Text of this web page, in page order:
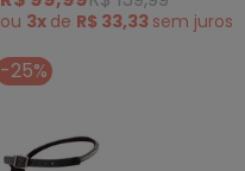
ou 3x de R$ 33,33 sem juros
-25%